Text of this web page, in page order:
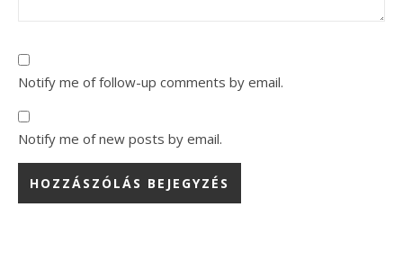
Notify me of follow-up comments by email.
Notify me of new posts by email.